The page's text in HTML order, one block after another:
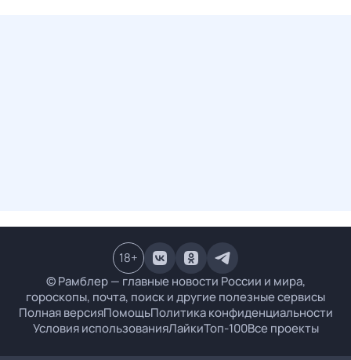
© Рамблер — главные новости России и мира,
гороскопы, почта, поиск и другие полезные сервисы
Полная версияПомощьПолитика конфиденциальности
Условия использованияЛайкиТоп-100Все проекты
18+